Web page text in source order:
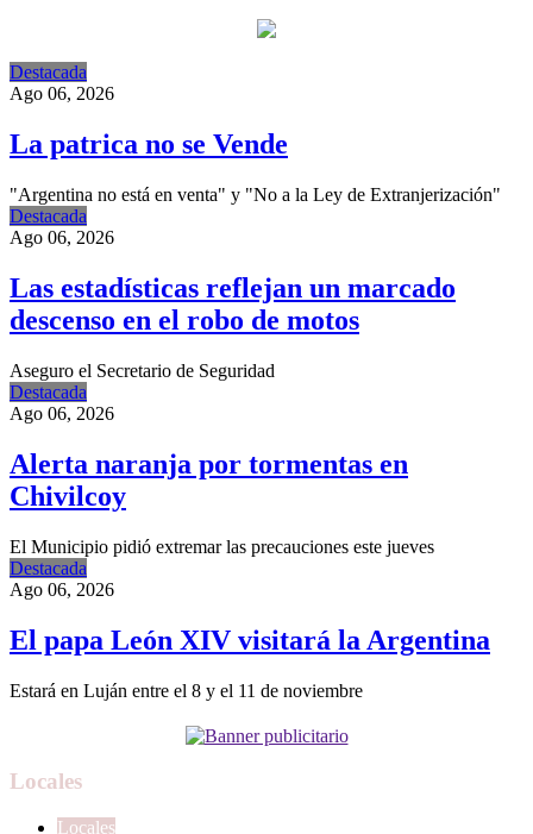
Destacada
Ago 06, 2026
La patrica no se Vende
"Argentina no está en venta" y "No a la Ley de Extranjerización"
Destacada
Ago 06, 2026
Las estadísticas reflejan un marcado
descenso en el robo de motos
Aseguro el Secretario de Seguridad
Destacada
Ago 06, 2026
Alerta naranja por tormentas en
Chivilcoy
El Municipio pidió extremar las precauciones este jueves
Destacada
Ago 06, 2026
El papa León XIV visitará la Argentina
Estará en Luján entre el 8 y el 11 de noviembre
Locales
Locales